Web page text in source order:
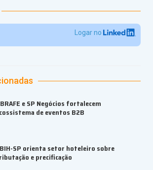
Logar no
e SP Negócios fortalecem
de eventos B2B
SP orienta setor hoteleiro sobre
e precificação